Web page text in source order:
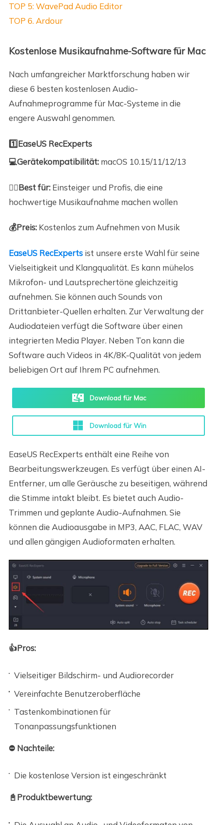
TOP 5: WavePad Audio Editor
TOP 6. Ardour
Kostenlose Musikaufnahme-Software für Mac
Nach umfangreicher Marktforschung haben wir
diese 6 besten kostenlosen Audio-
Aufnahmeprogramme für Mac-Systeme in die
engere Auswahl genommen.
1️⃣EaseUS RecExperts
💻Gerätekompatibilität:macOS 10.15/11/12/13
🙆‍♀️Best für:Einsteiger und Profis, die eine
hochwertige Musikaufnahme machen wollen
💰Preis:Kostenlos zum Aufnehmen von Musik
EaseUS RecExpertsist unsere erste Wahl für seine
Vielseitigkeit und Klangqualität. Es kann mühelos
Mikrofon- und Lautsprechertöne gleichzeitig
aufnehmen. Sie können auch Sounds von
Drittanbieter-Quellen erhalten. Zur Verwaltung der
Audiodateien verfügt die Software über einen
integrierten Media Player. Neben Ton kann die
Software auch Videos in 4K/8K-Qualität von jedem
beliebigen Ort auf Ihrem PC aufnehmen.
Download für Mac
Download für Win
EaseUS RecExperts enthält eine Reihe von
Bearbeitungswerkzeugen. Es verfügt über einen AI-
Entferner, um alle Geräusche zu beseitigen, während
die Stimme intakt bleibt. Es bietet auch Audio-
Trimmen und geplante Audio-Aufnahmen. Sie
können die Audioausgabe in MP3, AAC, FLAC, WAV
und allen gängigen Audioformaten erhalten.
👍Pros:
Vielseitiger Bildschirm- und Audiorecorder
Vereinfachte Benutzeroberfläche
Tastenkombinationen für
Tonanpassungsfunktionen
⛔ Nachteile:
Die kostenlose Version ist eingeschränkt
📓Produktbewertung: